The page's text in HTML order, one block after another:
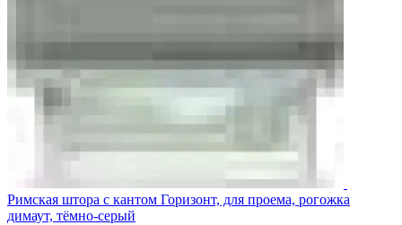
Римская штора с кантом Горизонт, для проема, рогожка
димаут, тёмно-серый